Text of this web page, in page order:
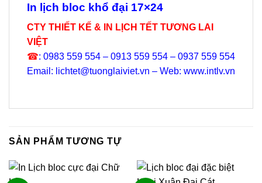
In lịch bloc khổ đại 17×24
CTY THIẾT KẾ & IN LỊCH TẾT TƯƠNG LAI
VIỆT
☎: 0983 559 554 – 0913 559 554 – 0937 559 554
Email: lichtet@tuonglaiviet.vn – Web: www.intlv.vn
SẢN PHẨM TƯƠNG TỰ